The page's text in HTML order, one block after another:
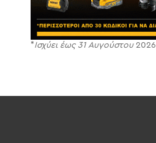
*Ισχύει έως 31 Αυγούστου2026